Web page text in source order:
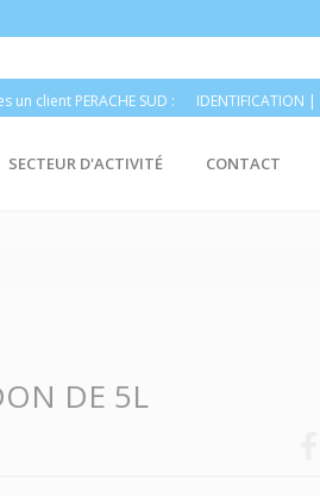
un client PERACHE SUD : IDENTIFICATION |
SECTEUR D'ACTIVITÉ CONTACT
DE 5L